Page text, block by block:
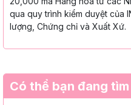
qua quy trình kiểm duyệt của
lượng, Chứng chỉ và Xuất Xứ.
Có thể bạn đang tìm